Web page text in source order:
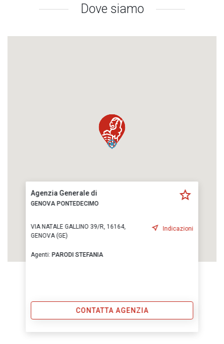
Dove siamo
Agenzia Generale di
GENOVA PONTEDECIMO
VIA NATALE GALLINO 39/R, 16164,
GENOVA (GE)
Indicazioni
Agenti: PARODI STEFANIA
CONTATTA AGENZIA